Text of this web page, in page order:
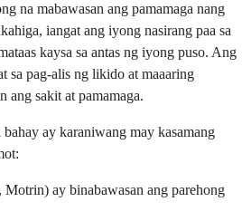
na mabawasan ang pamamaga nang
iangat ang iyong nasirang paa sa
kaysa sa antas ng iyong puso. Ang
sa pag-alis ng likido at maaaring
ang sakit at pamamaga.
ay karaniwang may kasamang
ay binabawasan ang parehong